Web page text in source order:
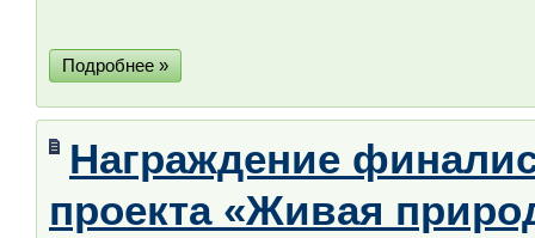
Подробнее »
Награждение
проекта «Живая